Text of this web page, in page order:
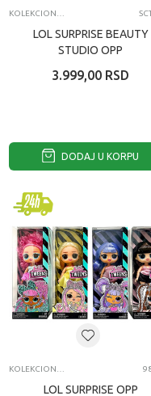
LOL SURPRISE BEAUTY
STUDIO OPP
3.999,00 RSD
DODAJ U KORPU
LOL SURPRISE OPP